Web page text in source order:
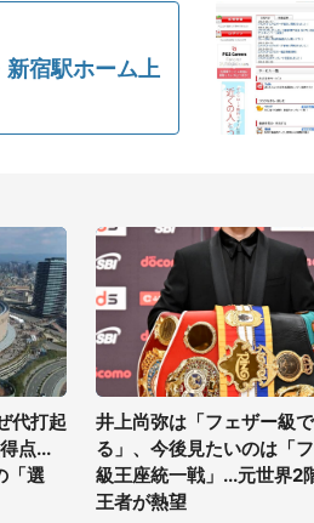
宿駅ホーム上
代打起
点...
「選
井上尚弥は「フェザー級
る」、今後見たいのは「
級王座統一戦」...元世界2
王者が熱望